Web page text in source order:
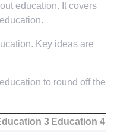
education. It covers
Key ideas are
to round off the
3 Education 4